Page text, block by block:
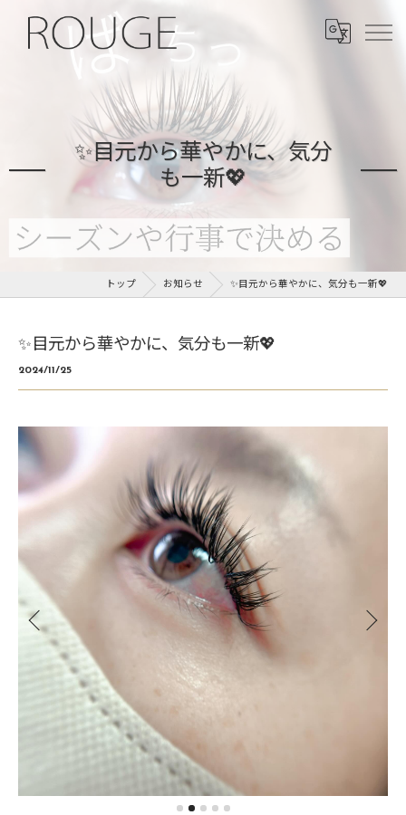
✨目元から華やかに、気分
も一新💖
トップ お知らせ ✨目元から華やかに、気分も一新💖
✨目元から華やかに、気分も一新💖
2024/11/25